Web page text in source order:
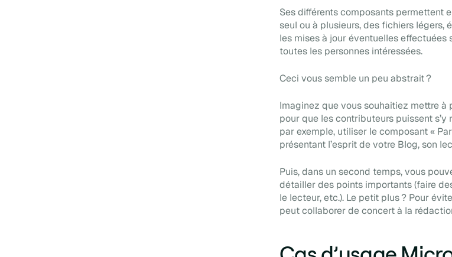
Ses différents composants permettent
seul ou à plusieurs, des fichiers légers,
les mises à jour éventuelles
toutes les personnes intéressées.
Ceci vous semble un peu abstrait ?
Imaginez que vous souhaitiez mettre
pour que les contributeurs puissent
par exemple, utiliser le composant «
présentant l’esprit de votre Blog,son
Puis, dans un second temps, vous
détailler des points importants (faire
le lecteur, etc.). Le petit plus ? Pour
peut collaborer de concert à la